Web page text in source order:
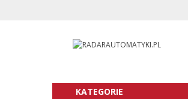
KATEGORIE